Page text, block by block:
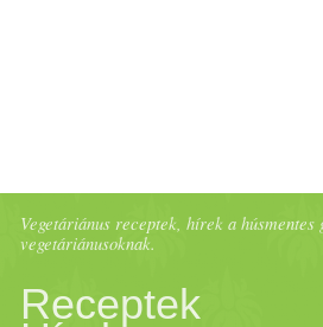
Vegetáriánus receptek, hírek a
vegetáriánusoknak.
Receptek